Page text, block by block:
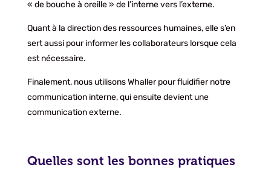
« de bouche à oreille » de l’interne vers l’externe.
Quant à la direction des ressources humaines, elle s’en
sert aussi pour informer les collaborateurs lorsque cela
est nécessaire.
Finalement, nous utilisons Whaller pour fluidifier notre
communication interne, qui ensuite devient une
communication externe.
Quelles sont les bonnes pratiques